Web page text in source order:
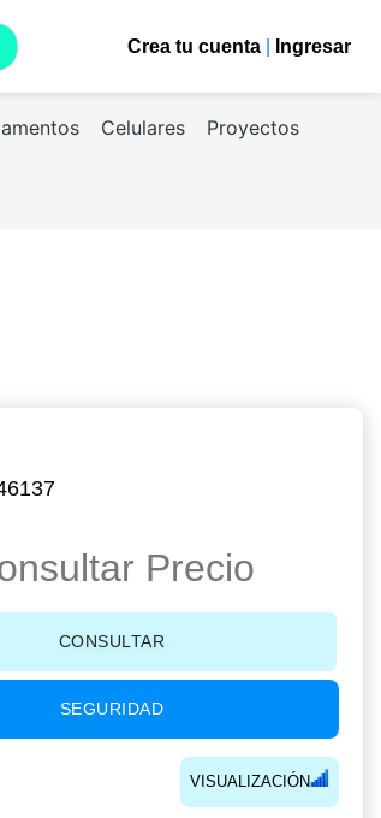
Crea tu cuenta| Ingresar
Celulares Proyectos
Precio
CONSULTAR
SEGURIDAD
VISUALIZACIÓN